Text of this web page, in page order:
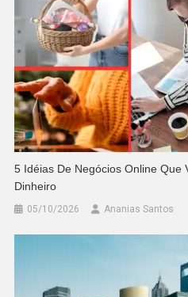
5 Idéias De Negócios Online Que
Dinheiro
05/10/2026 Ananias Santos